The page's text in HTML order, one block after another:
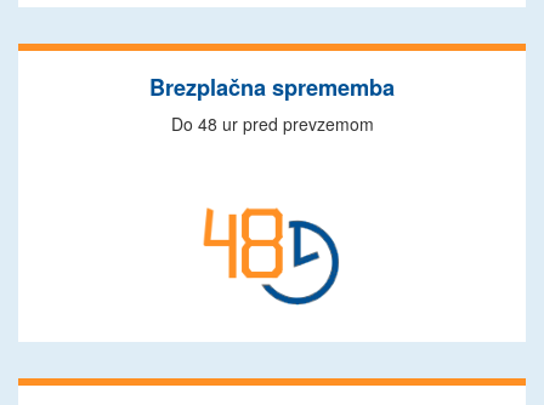
Brezplačna sprememba
Do 48 ur pred prevzemom